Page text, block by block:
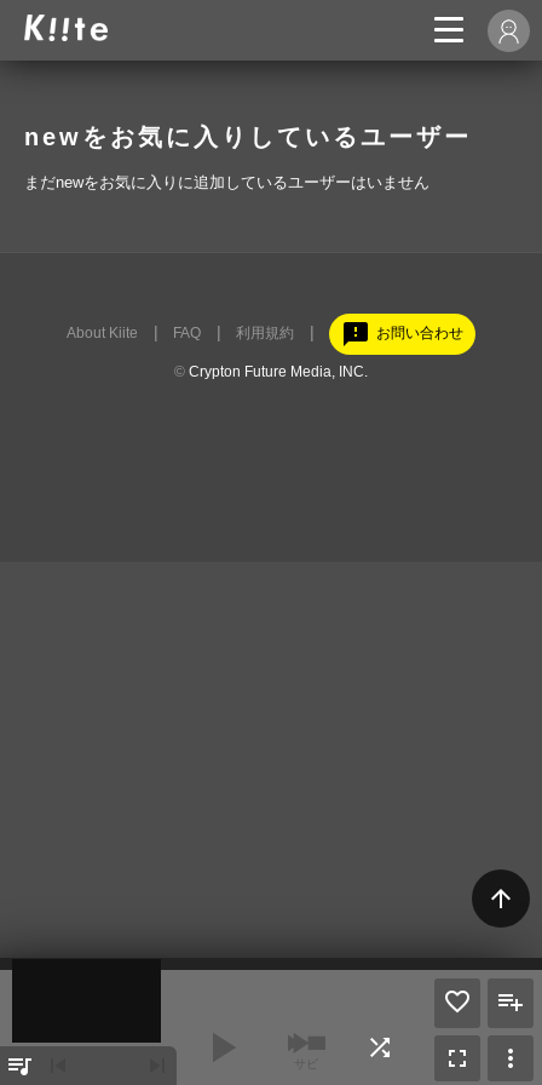
newをお気に入りしているユーザー
まだnewをお気に入りに追加しているユーザーはいません
arrow_upward
About Kiite FAQ 利用規約 feedback お問い合わせ
© Crypton Future Media, INC.
queue_music play_arrow サビ
shuffle fullscreen more_vert